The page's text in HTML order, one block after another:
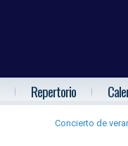
Repertorio
Concierto de